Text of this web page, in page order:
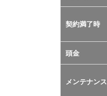
2
おす
の定
額制
サー
TOP
契約満了時
頭金
メンテナンス